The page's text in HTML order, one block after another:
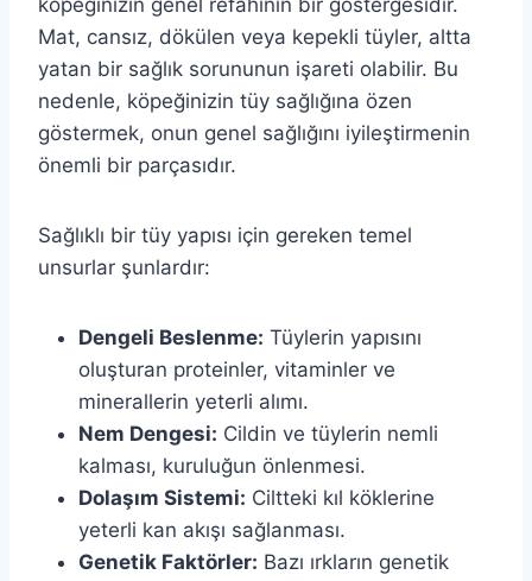
köpeğinizin genel refahının bir göstergesidir.
Mat, cansız, dökülen veya kepekli tüyler, altta
yatan bir sağlık sorununun işareti olabilir. Bu
nedenle, köpeğinizin tüy sağlığına özen
göstermek, onun genel sağlığını iyileştirmenin
önemli bir parçasıdır.
Sağlıklı bir tüy yapısı için gereken temel
unsurlar şunlardır:
Dengeli Beslenme: Tüylerin yapısını
oluşturan proteinler, vitaminler ve
minerallerin yeterli alımı.
Nem Dengesi: Cildin ve tüylerin nemli
kalması, kuruluğun önlenmesi.
Dolaşım Sistemi: Ciltteki kıl köklerine
yeterli kan akışı sağlanması.
Genetik Faktörler: Bazı ırkların genetik